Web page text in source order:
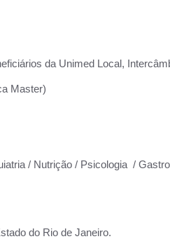
da Unimed Local,
Master)
/ Nutrição / Psicologia /
do Rio de Janeiro.